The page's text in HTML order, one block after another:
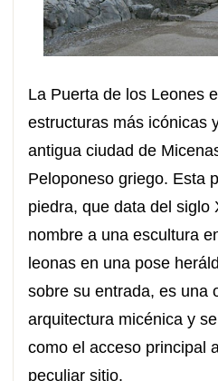
La Puerta de los Leones
estructuras más icónicas
antigua ciudad de
Peloponeso griego. Esta
piedra, que data del siglo
nombre a una escultura
leonas en una pose
sobre su entrada, es una
arquitectura micénica y
como el acceso principal
peculiar sitio.